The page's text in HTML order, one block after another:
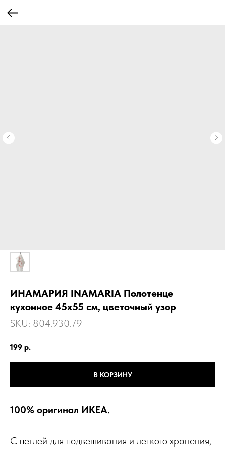
ИНАМАРИЯ INAMARIA Полотенце
кухонное 45х55 см, цветочный узор
SKU: 804.930.79
199 р.
В КОРЗИНУ
100% оригинал ИКЕА.
С петлей для подвешивания и легкого хранения,